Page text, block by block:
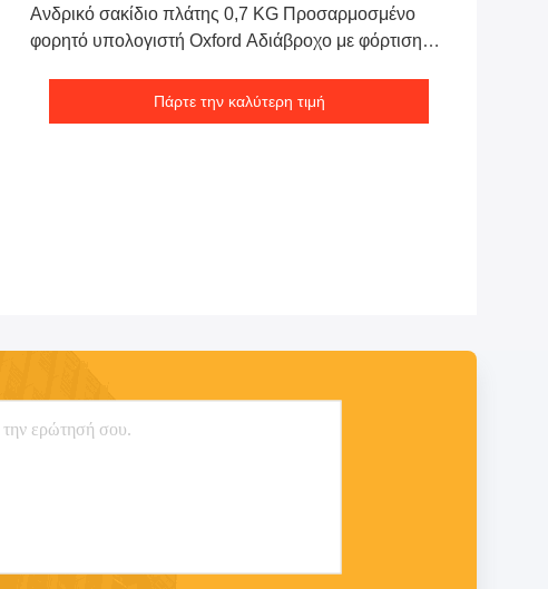
Ανδρικό σακίδιο πλάτης 0,7 KG Προσαρμοσμένο
φορητό υπολογιστή Oxford Αδιάβροχο με φόρτιση
Πάρτε την καλύτερη τιμή